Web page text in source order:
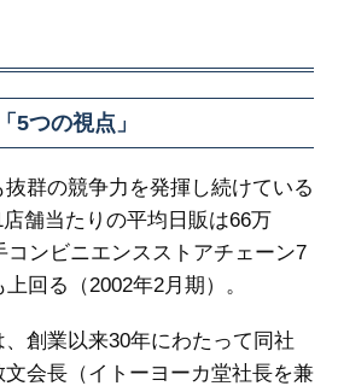
5つの視点」
群の競争力を発揮し続けている
舗当たりの平均日販は66万
コンビニエンスストアチェーン7
回る（2002年2月期）。
創業以来30年にわたって同社
会長（イトーヨーカ堂社長を兼